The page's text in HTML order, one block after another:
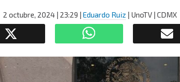
2 octubre, 2024| 23:29 | Eduardo Ruiz | UnoTV | CDMX